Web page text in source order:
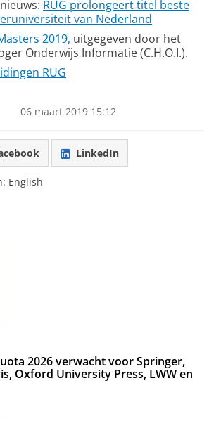
RUG prolongeert titel beste
van Nederland
2019, uitgegeven door het
Onderwijs Informatie (C.H.O.I.).
RUG
06 maart 2019 15:12
LinkedIn
English
2026 verwacht voor Springer,
Oxford University Press, LWW en